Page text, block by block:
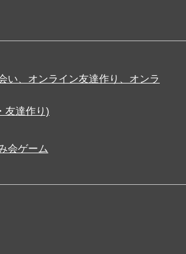
い、オンライン友達作り、オンラ
友達作り)
会ゲーム